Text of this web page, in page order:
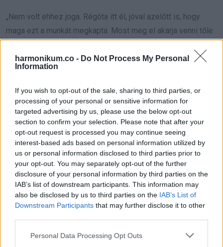
harmonikum.co - Do Not Process My Personal
Information
If you wish to opt-out of the sale, sharing to third parties, or
processing of your personal or sensitive information for
targeted advertising by us, please use the below opt-out
section to confirm your selection. Please note that after your
opt-out request is processed you may continue seeing
interest-based ads based on personal information utilized by
us or personal information disclosed to third parties prior to
your opt-out. You may separately opt-out of the further
disclosure of your personal information by third parties on the
IAB’s list of downstream participants. This information may
also be disclosed by us to third parties on the IAB’s List of
Downstream Participants that may further disclose it to other
Please note that this website/app uses one or more Google
Personal Data Processing Opt Outs
„Nem volt ehhez joga. Régóta itt él, jóval azelőtt is, hogy
maga ezt a munkát megkapta. Most meg el akarja venni tőle
Elöntött a forróság.
„Nem volt fűtése. A hűtője üres volt.”
„Mindig ilyen volt”, morgott valaki a tömegből.
„Makacs”, mondta egy másik hang.
Olyan gyorsan fordultam feléjük, hogy majdnem
megcsúsztam a jeges füvön.
„Akkor miért nem segítettek neki?”
A kezem remegett a kormányon.